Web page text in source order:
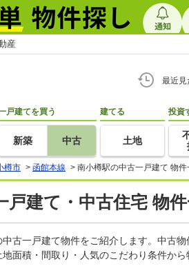
産
最近見
戸建てを買う
新築 中古
建てる
土地
投資
樽市 > 函館本線 > 南小樽駅の中古一戸建て 物件
戸建て・中古住宅 物
古一戸建て物件をご紹介します。中古
面積・間取り・人気のこだわり条件か